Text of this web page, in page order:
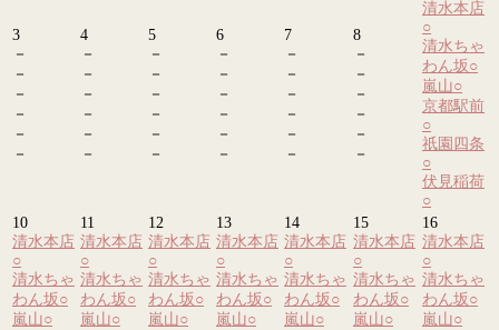
3
－
－
－
－
－
－
4
－
－
－
－
－
－
5
－
－
－
－
－
－
6
－
－
－
－
－
－
7
－
－
－
－
－
－
8
－
－
－
－
－
－
清水本店
○
清水ちゃ
わん坂○
嵐山○
京都駅前
○
祇園四条
○
伏見稲荷
○
10
清水本店
○
清水ちゃ
わん坂○
嵐山○
11
清水本店
○
清水ちゃ
わん坂○
嵐山○
12
清水本店
○
清水ちゃ
わん坂○
嵐山○
13
清水本店
○
清水ちゃ
わん坂○
嵐山○
14
清水本店
○
清水ちゃ
わん坂○
嵐山○
15
清水本店
○
清水ちゃ
わん坂○
嵐山○
16
清水本店
○
清水ちゃ
わん坂○
嵐山○